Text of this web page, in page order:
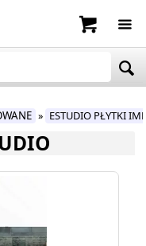
» ESTUDIO PŁYTKI